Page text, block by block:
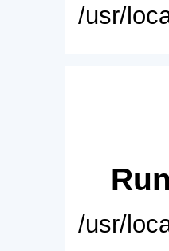
/usr/
/usr/